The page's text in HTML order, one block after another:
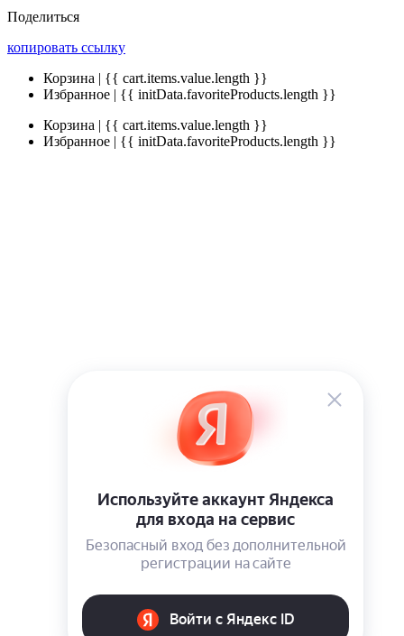
Поделиться
копировать ссылку
Корзина | {{ cart.items.value.length }}
Избранное | {{ initData.favoriteProducts.length }}
Корзина | {{ cart.items.value.length }}
Избранное | {{ initData.favoriteProducts.length }}